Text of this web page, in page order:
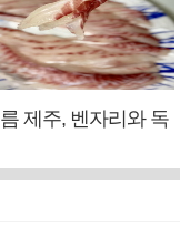
제주, 벤자리와 독